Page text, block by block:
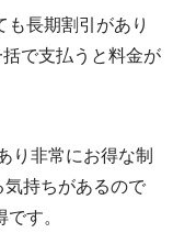
長期割引があり
で支払うと料金が
り非常にお得な制
持ちがあるので
す。